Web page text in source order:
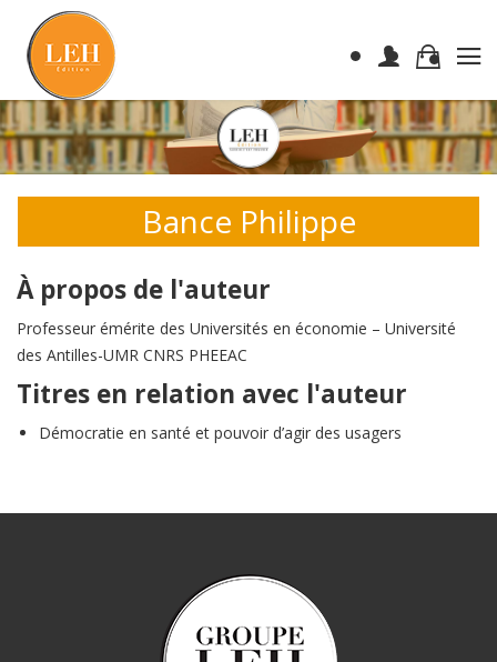
Bance Philippe
À propos de l'auteur
Professeur émérite des Universités en économie – Université
des Antilles-UMR CNRS PHEEAC
Titres en relation avec l'auteur
Démocratie en santé et pouvoir d’agir des usagers